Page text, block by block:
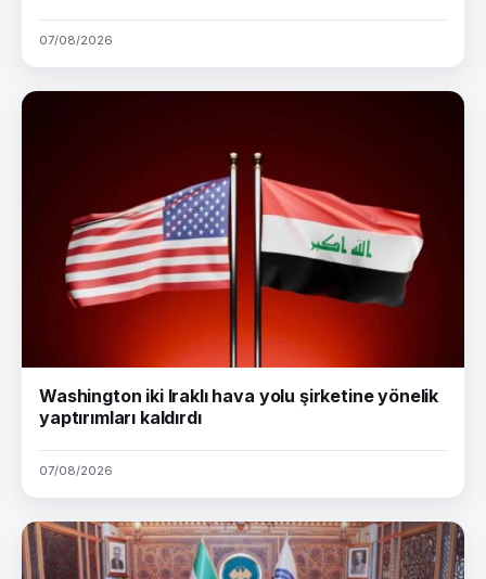
07/08/2026
Washington iki Iraklı hava yolu şirketine yönelik
yaptırımları kaldırdı
07/08/2026